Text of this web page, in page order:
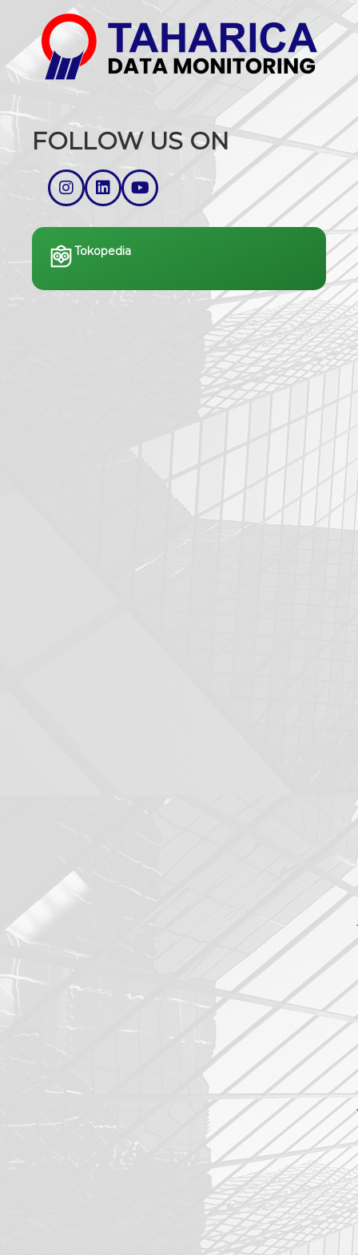
FOLLOW US ON
Tokopedia